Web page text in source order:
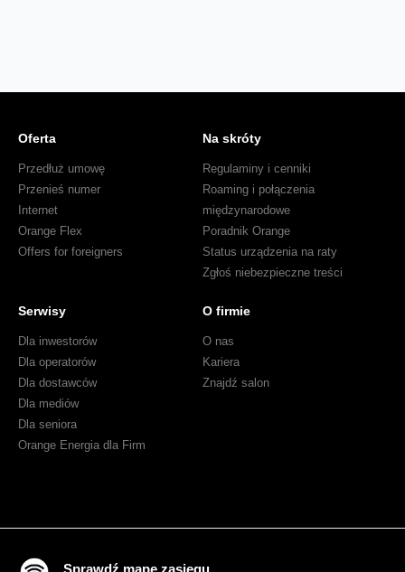
Oferta
Przedłuż umowę
Przenieś numer
Internet
Orange Flex
Offers for foreigners
Na skróty
Regulaminy i cenniki
Roaming i połączenia
międzynarodowe
Poradnik Orange
Status urządzenia na raty
Zgłoś niebezpieczne treści
Serwisy
Dla inwestorów
Dla operatorów
Dla dostawców
Dla mediów
Dla seniora
Orange Energia dla Firm
O firmie
O nas
Kariera
Znajdź salon